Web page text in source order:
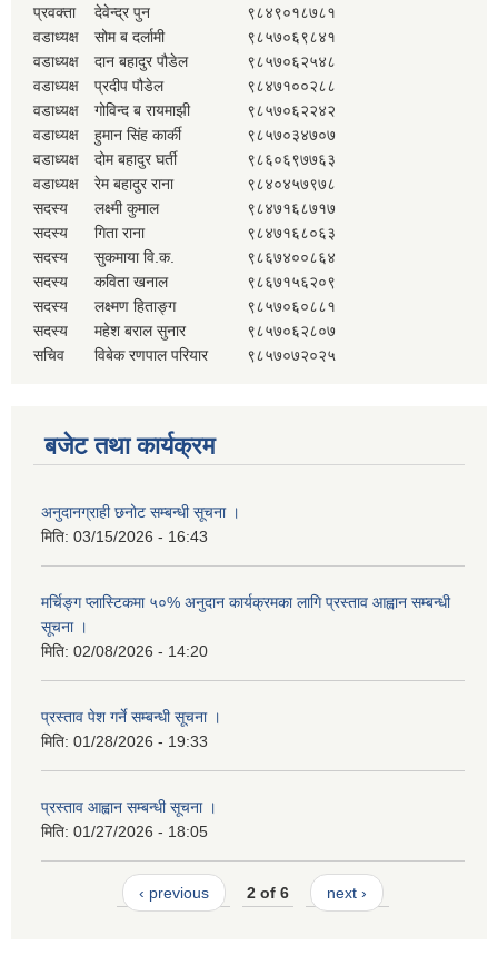
प्रवक्ता देवेन्द्र पुन
९८४९०१८७८१
वडाध्यक्ष
सोम ब दर्लामी
९८५७०६९८४१
वडाध्यक्ष
दान बहादुर पौडेल
९८५७०६२५४८
वडाध्यक्ष
प्रदीप पौडेल
९८४७१००२८८
वडाध्यक्ष
गोविन्द ब रायमाझी
९८५७०६२२४२
वडाध्यक्ष
हुमान सिंह कार्की
९८५७०३४७०७
वडाध्यक्ष
दोम बहादुर घर्ती
९८६०६९७७६३
वडाध्यक्ष
रेम बहादुर राना
९८४०४५७९७८
सदस्य
लक्ष्मी कुमाल
९८४७१६८७१७
सदस्य
गिता राना
९८४७१६८०६३
सदस्य
सुकमाया वि.क.
९८६७४००८६४
सदस्य
कविता खनाल
९८६७१५६२०९
सदस्य
लक्ष्मण हिताङ्ग
९८५७०६०८८१
सदस्य
महेश बराल सुनार
९८५७०६२८०७
सचिव
विबेक रणपाल परियार ९८५७०७२०२५
बजेट तथा कार्यक्रम
अनुदानग्राही छनोट सम्बन्धी सूचना ।
मिति: 03/15/2026 - 16:43
मर्चिङ्ग प्लास्टिकमा ५०% अनुदान कार्यक्रमका लागि प्रस्ताव आह्वान सम्बन्धी
सूचना ।
मिति: 02/08/2026 - 14:20
प्रस्ताव पेश गर्ने सम्बन्धी सूचना ।
मिति: 01/28/2026 - 19:33
प्रस्ताव आह्वान सम्बन्धी सूचना ।
मिति: 01/27/2026 - 18:05
‹ previous 2 of 6 next ›